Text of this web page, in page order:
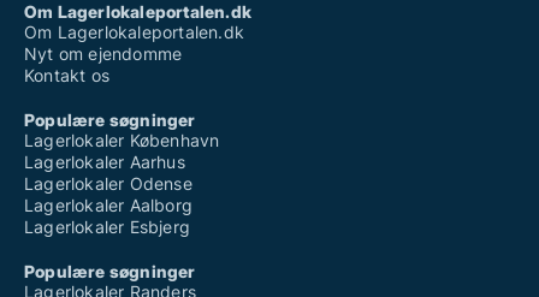
Om Lagerlokaleportalen.dk
Om Lagerlokaleportalen.dk
Nyt om ejendomme
Kontakt os
Populære søgninger
Lagerlokaler København
Lagerlokaler Aarhus
Lagerlokaler Odense
Lagerlokaler Aalborg
Lagerlokaler Esbjerg
Populære søgninger
Lagerlokaler Randers